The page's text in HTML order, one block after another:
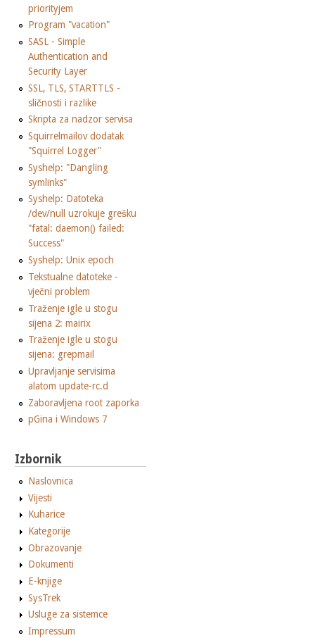
priorityjem
Program "vacation"
SASL - Simple
Authentication and
Security Layer
SSL, TLS, STARTTLS -
sličnosti i razlike
Skripta za nadzor servisa
Squirrelmailov dodatak
"Squirrel Logger"
Syshelp: "Dangling
symlinks"
Syshelp: Datoteka
/dev/null uzrokuje grešku
"fatal: daemon() failed:
Success"
Syshelp: Unix epoch
Tekstualne datoteke -
vječni problem
Traženje igle u stogu
sijena 2: mairix
Traženje igle u stogu
sijena: grepmail
Upravljanje servisima
alatom update-rc.d
Zaboravljena root zaporka
pGina i Windows 7
Izbornik
Naslovnica
Vijesti
Kuharice
Kategorije
Obrazovanje
Dokumenti
E-knjige
SysTrek
Usluge za sistemce
Impressum